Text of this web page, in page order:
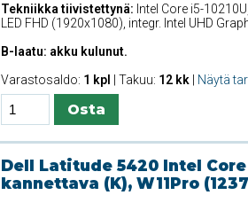
Tekniikka tiivistettynä: Intel Core i5-
LED FHD (1920x1080), integr. Intel UHD
B-laatu: akku kulunut.
Varastosaldo: 1 kpl | Takuu: 12 kk| Näytä
Dell Latitude 5420 Intel Core
kannettava (K), W11Pro